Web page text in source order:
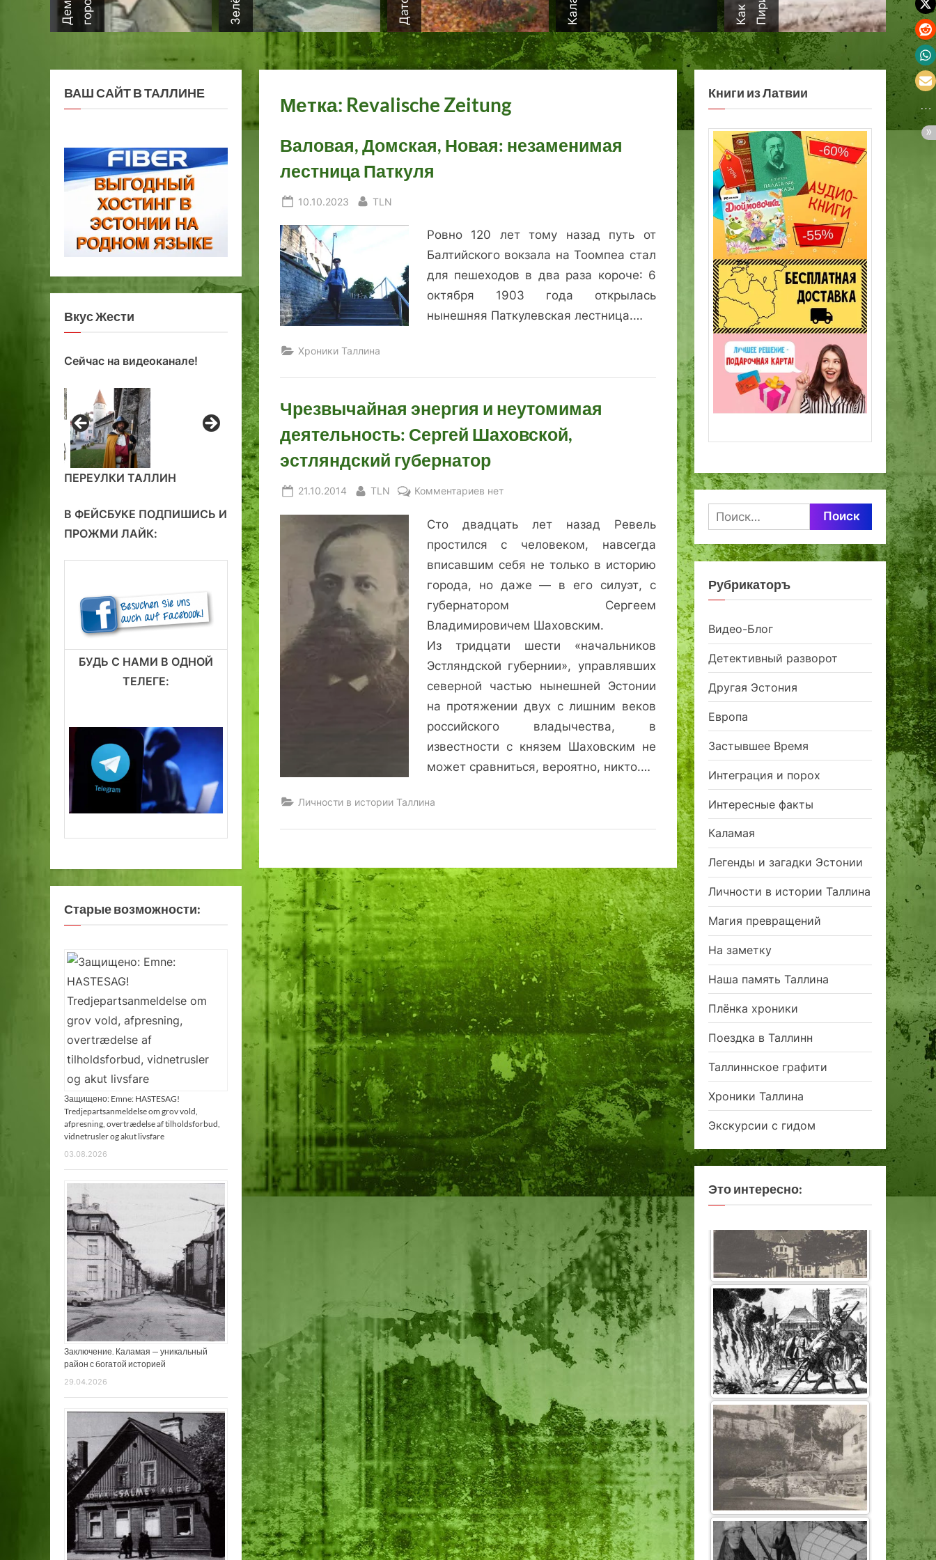
Метка: Revalische Zeitung
Валовая, Домская, Новая: незаменимая
лестница Паткуля
Posted
10.10.2023 By
TLN
Ровно 120 лет тому назад путь от
Балтийского вокзала на Тоомпеа стал
для пешеходов в два раза короче: 6
октября 1903 года открылась
нынешняя Паткулевская лестница.…
Хроники Таллина
Чрезвычайная энергия и неутомимая
деятельность: Сергей Шаховской,
эстляндский губернатор
Posted
21.10.2014 By
TLN Комментариев к
Чрезвычайная
энергия
и
деятельность:
Сергей
Шаховской,
эстляндский
губернатор
нет
Сто двадцать лет назад Ревель
простился с человеком, навсегда
вписавшим себя не только в историю
города, но даже — в его силуэт, с
губернатором Сергеем
Владимировичем Шаховским.
Из тридцати шести «начальников
Эстляндской губернии», управлявших
северной частью нынешней Эстонии
на протяжении двух с лишним веков
российского владычества, в
известности с князем Шаховским не
может сравниться, вероятно, никто.…
Личности в истории Таллина
ВАШ САЙТ В ТАЛЛИНЕ
Вкус Жести
Сейчас на видеоканале!
ПЕРЕУЛКИ ТАЛЛИН
В ФЕЙСБУКЕ ПОДПИШИСЬ И
ПРОЖМИ ЛАЙК:
БУДЬ С НАМИ В ОДНОЙ
ТЕЛЕГЕ:
Старые возможности:
Защищено: Emne: HASTESAG!
Tredjepartsanmeldelse om grov vold,
afpresning, overtrædelse af tilholdsforbud,
vidnetrusler og akut livsfare
03.08.2026
Заключение. Каламая — уникальный
район с богатой историей
29.04.2026
Книги из Латвии
Найти:
Рубрикаторъ
Видео-Блог
Детективный разворот
Другая Эстония
Европа
Застывшее Время
Интеграция и порох
Интересные факты
Каламая
Легенды и загадки Эстонии
Личности в истории Таллина
Магия превращений
На заметку
Наша память Таллина
Плёнка хроники
Поездка в Таллинн
Таллиннское графити
Хроники Таллина
Экскурсии с гидом
Это интересно: